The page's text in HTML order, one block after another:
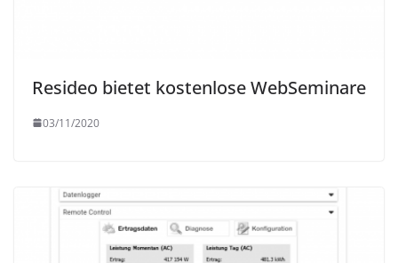
Resideo bietet kostenlose WebSeminare
03/11/2020